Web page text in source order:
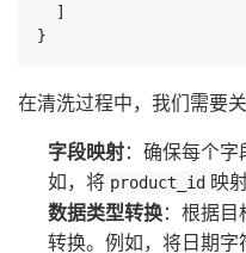
}
在清洗过程中，我们需要
字段映射：确保每个
如，将 product_id 映
数据类型转换：根据
转换。例如，将日期